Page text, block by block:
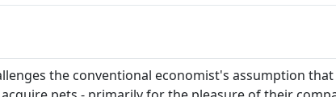
the conventional economist's assumption